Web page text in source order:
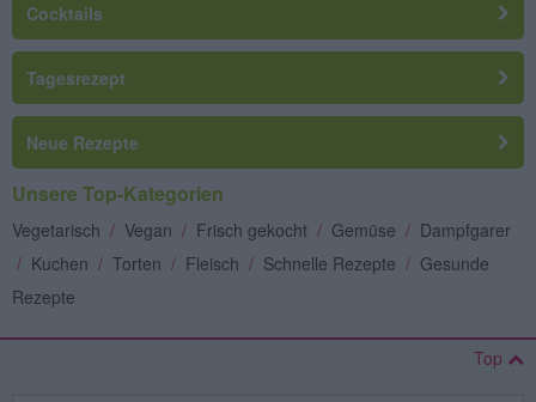
Cocktails
Tagesrezept
Neue Rezepte
Unsere Top-Kategorien
Vegetarisch / Vegan / Frisch gekocht / Gemüse / Dampfgarer
/ Kuchen / Torten / Fleisch / Schnelle Rezepte / Gesunde
Rezepte
Top